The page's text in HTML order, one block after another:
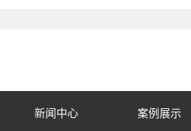
新闻中心 案例展示